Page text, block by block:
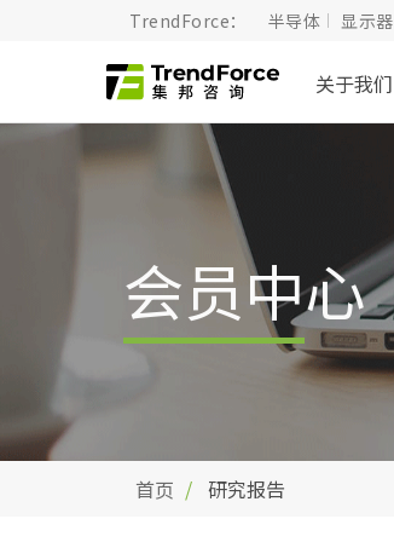
TrendForce： 半导体 显示器
关于我们
会员中心
首页 研究报告